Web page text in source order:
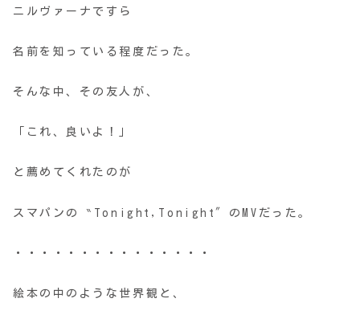
ニルヴァーナですら
名前を知っている程度だった。
そんな中、その友人が、
「これ、良いよ！」
と薦めてくれたのが
スマパンの ‶Tonight,Tonight″のMVだった。
・・・・・・・・・・・・・・・
絵本の中のような世界観と、